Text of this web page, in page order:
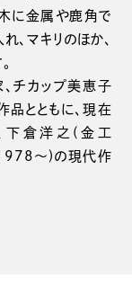
に金属や鹿角で
マキリのほか、
チカップ美恵子
とともに、現在
倉洋之(金工
〜)の現代作